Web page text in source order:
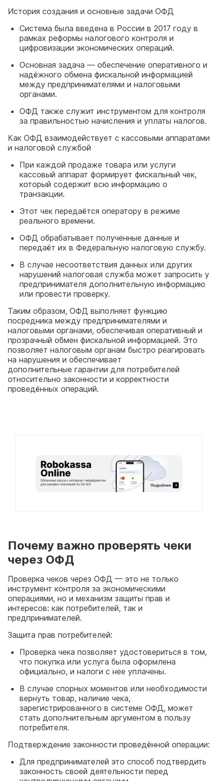
История создания и основные задачи ОФД
Система была введена в России в 2017 году в
рамках реформы налогового контроля и
цифровизации экономических операций.
Основная задача — обеспечение оперативного и
надёжного обмена фискальной информацией
между предпринимателями и налоговыми
органами.
ОФД также служит инструментом для контроля
за правильностью начисления и уплаты налогов.
Как ОФД взаимодействует с кассовыми аппаратами
и налоговой службой
При каждой продаже товара или услуги
кассовый аппарат формирует фискальный чек,
который содержит всю информацию о
транзакции.
Этот чек передаётся оператору в режиме
реального времени.
ОФД обрабатывает полученные данные и
передаёт их в Федеральную налоговую службу.
В случае несоответствия данных или других
нарушений налоговая служба может запросить у
предпринимателя дополнительную информацию
или провести проверку.
Таким образом, ОФД выполняет функцию
посредника между предпринимателями и
налоговыми органами, обеспечивая оперативный и
прозрачный обмен фискальной информацией. Это
позволяет налоговым органам быстро реагировать
на нарушения и обеспечивает
дополнительные гарантии для потребителей
относительно законности и корректности
проведённых операций.
Почему важно проверять чеки
через ОФД
Проверка чеков через ОФД — это не только
инструмент контроля за экономическими
операциями, но и механизм защиты прав и
интересов: как потребителей, так и
предпринимателей.
Защита прав потребителей:
Проверка чека позволяет удостовериться в том,
что покупка или услуга была оформлена
официально, и налоги с нее уплачены.
В случае спорных моментов или необходимости
вернуть товар, наличие чека,
зарегистрированного в системе ОФД, может
стать дополнительным аргументом в пользу
потребителя.
Подтверждение законности проведённой операции:
Для предпринимателей это способ подтвердить
законность своей деятельности перед